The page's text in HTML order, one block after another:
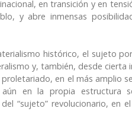
en transición y en
y abre inmensas
histórico, el sujeto
y, también, desde
en el más amplio
en la propia estructura
“sujeto” revolucionario, en